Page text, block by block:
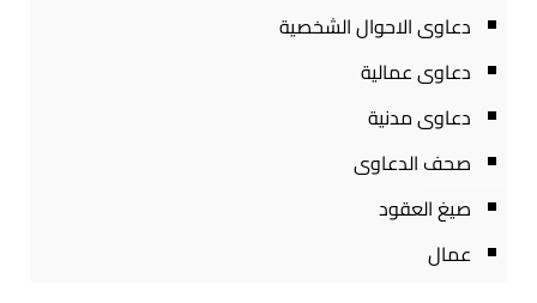
دعاوى الاحوال الشخصية
دعاوى عمالية
دعاوى مدنية
صحف الدعاوى
صيغ العقود
عمال